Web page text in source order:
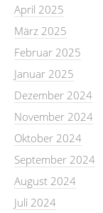
April 2025
März 2025
Februar 2025
Januar 2025
Dezember 2024
November 2024
Oktober 2024
September 2024
August 2024
Juli 2024